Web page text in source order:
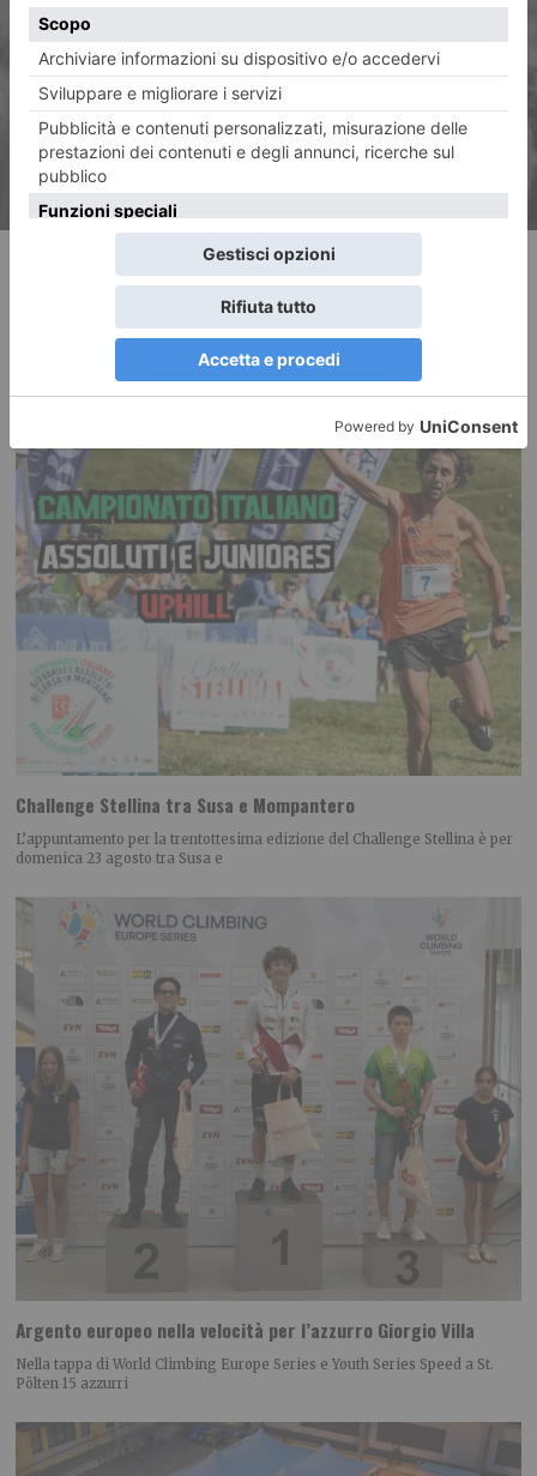
La politica dell’insulto e
dell’attacco personale
RECENTI:
Challenge Stellina tra Susa e Mompantero
L’appuntamento per la trentottesima edizione del Challenge Stellina è per
domenica 23 agosto tra Susa e
Argento europeo nella velocità per l’azzurro Giorgio Villa
Nella tappa di World Climbing Europe Series e Youth Series Speed a St.
Pölten 15 azzurri